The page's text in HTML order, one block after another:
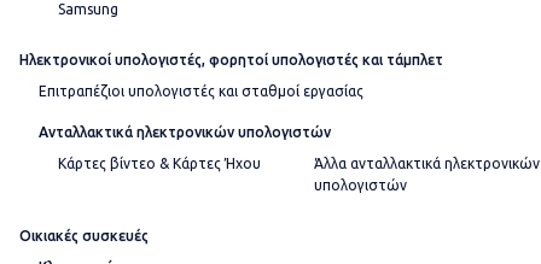
Samsung
Ηλεκτρονικοί υπολογιστές, φορητοί υπολογιστές και τάμπλετ
Επιτραπέζιοι υπολογιστές και σταθμοί εργασίας
Ανταλλακτικά ηλεκτρονικών υπολογιστών
Κάρτες βίντεο & Κάρτες Ήχου
Άλλα ανταλλακτικά ηλεκτρονικών
υπολογιστών
Οικιακές συσκευές